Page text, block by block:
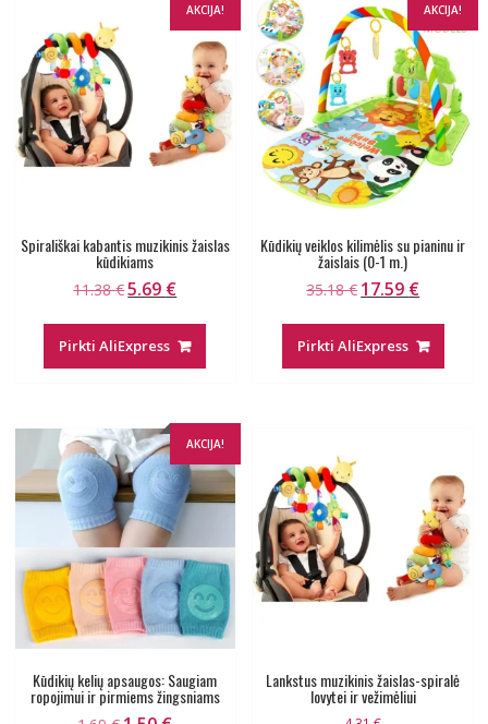
AKCIJA!
Spirališkai kabantis muzikinis žaislas
kūdikiams
11.38€Original
11.38 €.
5.69 €Current
5.69 €.
Pirkti AliExpress
AKCIJA!
Kūdikių veiklos kilimėlis su pianinu ir
žaislais (0-1 m.)
35.18€ Original
35.18 €.
17.59 €Current
17.59 €.
Pirkti AliExpress
AKCIJA!
Kūdikių kelių apsaugos: Saugiam
ropojimui ir pirmiems žingsniams
Lankstus muzikinis žaislas-spiralė
lovytei ir vežimėliui